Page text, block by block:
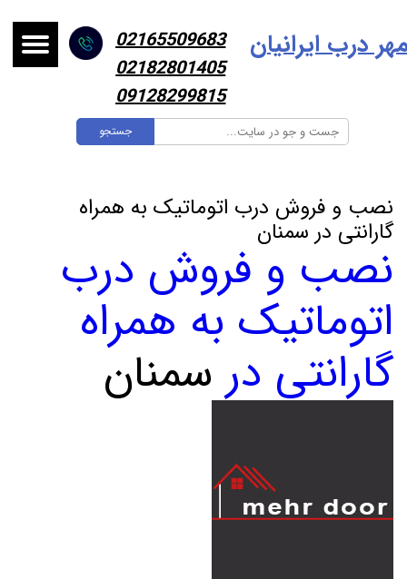
جستجو
درب ایرانیان
02165509683
02182801405
09128299815
نصب و فروش درب اتوماتیک به همراه
گارانتی در سمنان
نصب و فروش درب
اتوماتیک به همراه
گارانتی در سمنان